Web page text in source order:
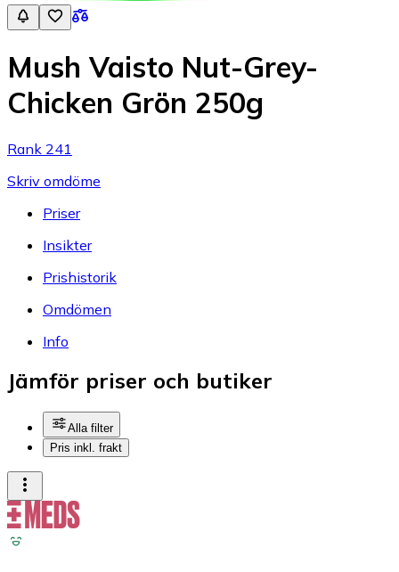
Mush Vaisto Nut-Grey-
Chicken Grön 250g
Rank 241
Skriv omdöme
Priser
Insikter
Prishistorik
Omdömen
Info
Jämför priser och butiker
Alla filter
Pris inkl. frakt